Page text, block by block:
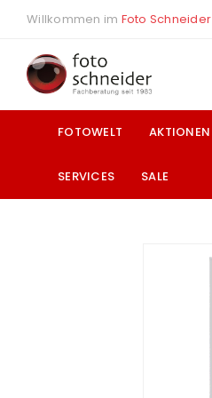
Willkommen im Foto Schneider
FOTOWELT AKTIONEN
SERVICES SALE